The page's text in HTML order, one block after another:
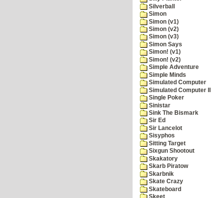
Silverball
Simon
Simon (v1)
Simon (v2)
Simon (v3)
Simon Says
Simon! (v1)
Simon! (v2)
Simple Adventure
Simple Minds
Simulated Computer
Simulated Computer II
Single Poker
Sinistar
Sink The Bismark
Sir Ed
Sir Lancelot
Sisyphos
Sitting Target
Sixgun Shootout
Skakatory
Skarb Piratow
Skarbnik
Skate Crazy
Skateboard
Skeet